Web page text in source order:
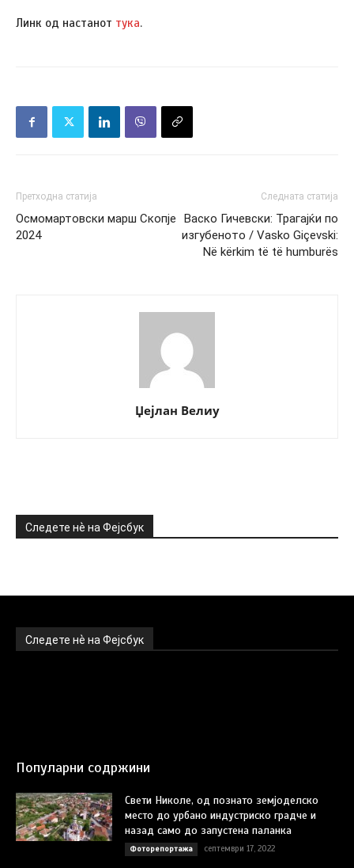
Линк од настанот тука.
Претходна статија
Осмомартовски марш Скопје
2024
Следната статија
Васко Гичевски: Трагајќи по
изгубеното / Vasko Giçevski:
Në kërkim të të humburës
Џејлан Велиу
Следете нѐ на Фејсбук
Следете нѐ на Фејсбук
Популарни содржини
Свети Николе, од познато земјоделско
место до урбано индустриско градче и
назад само до запустена паланка
Фоторепортажа септември 17, 2022